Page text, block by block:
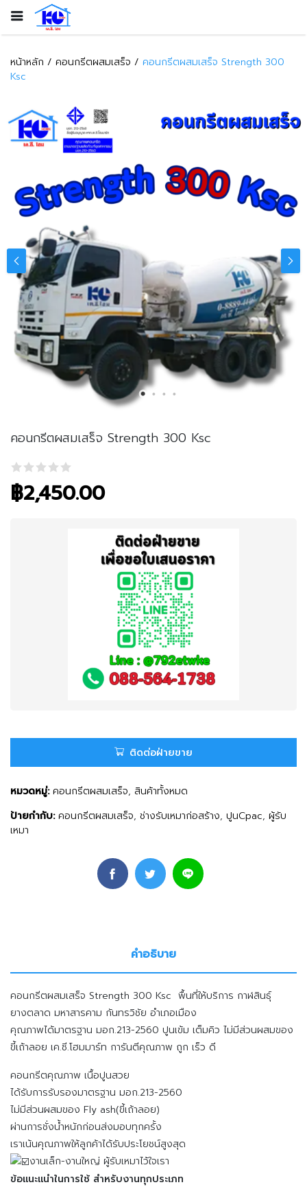
หน้าหลัก คอนกรีตผสมเสร็จ
คอนกรีตผสมเสร็จ Strength 300
Ksc
คอนกรีตผสมเสร็จ Strength 300 Ksc
฿2,450.00
ติดต่อฝ่ายขาย
หมวดหมู่: คอนกรีตผสมเสร็จ, สินค้าทั้งหมด
ป้ายกำกับ: คอนกรีตผสมเสร็จ, ช่างรับเหมาก่อสร้าง, ปูนCpac, ผู้รับ
เหมา
คำอธิบาย
คอนกรีตผสมเสร็จ Strength 300 Ksc พื้นที่ให้บริการ กาฬสินธุ์
ยางตลาด มหาสารคาม กันทรวิชัย อำเภอเมือง
คุณภาพได้มาตรฐาน มอก.213-2560 ปูนเข้ม เต็มคิว ไม่มีส่วนผสมของ
ขี้เถ้าลอย เค.ซี.โฮมมาร์ท การันตีคุณภาพ ถูก เร็ว ดี
คอนกรีตคุณภาพ​ เนื้อปูนสวย
ได้รับการรับรองมาตรฐาน​ มอก.213-2560
ไม่มีส่วนผสมของ​ Fly ash(ขี้เถ้าลอย)
ผ่านการชั่งน้ำหนักก่อนส่งมอบทุกครั้ง
เราเน้นคุณภาพให้ลูกค้าได้รับประโยชน์สูงสุด
งานเล็ก-งานใหญ่ ผู้รับเหมาไว้ใจเรา
ข้อแนะแนำในการใช้ สำหรับงานทุกประเภท